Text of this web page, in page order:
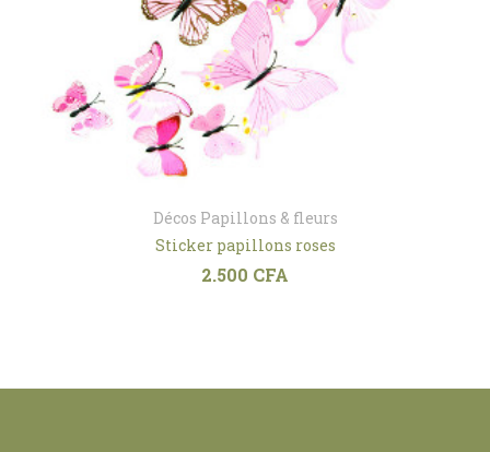
Décos Papillons & fleurs
Sticker papillons roses
2.500 CFA